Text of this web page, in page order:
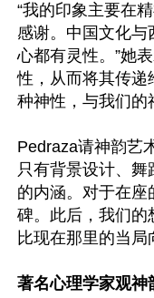
“我的印象主要在
感谢。中国文化与
心都有灵性。”她
性，从而将其传递
种神性，与我们的
Pedraza请神韵艺
只有背景设计、
的内涵。对于在座
碑。此后，我们的
比现在那里的当
著名心理学家观神